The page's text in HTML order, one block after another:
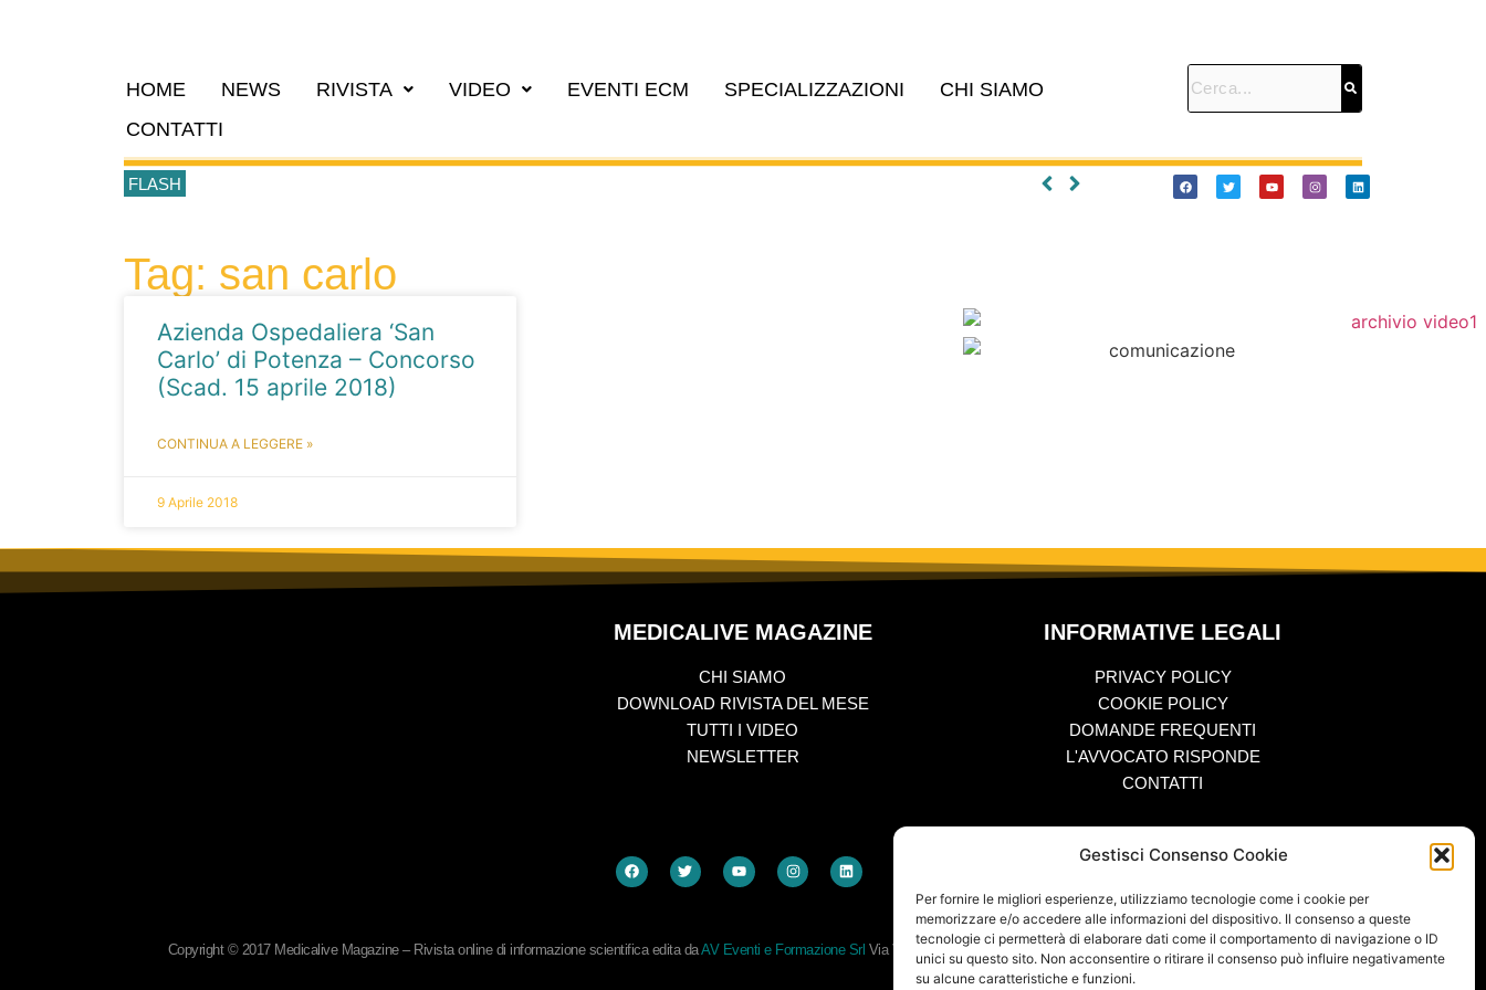
Gestisci Consenso Cookie
Per fornire le migliori esperienze, utilizziamo tecnologie come i cookie per
memorizzare e/o accedere alle informazioni del dispositivo. Il consenso a queste
tecnologie ci permetterà di elaborare dati come il comportamento di navigazione o ID
unici su questo sito. Non acconsentire o ritirare il consenso può influire negativamente
su alcune caratteristiche e funzioni.
HOME NEWS RIVISTA VIDEO EVENTI ECM SPECIALIZZAZIONI
CHI SIAMO
CONTATTI
FLASH
Tag: san carlo
Azienda Ospedaliera ‘San
Carlo’ di Potenza – Concorso
(Scad. 15 aprile 2018)
CONTINUA A LEGGERE »
9 Aprile 2018
MEDICALIVE MAGAZINE
CHI SIAMO
DOWNLOAD RIVISTA DEL MESE
TUTTI I VIDEO
NEWSLETTER
INFORMATIVE LEGALI
PRIVACY POLICY
COOKIE POLICY
DOMANDE FREQUENTI
L'AVVOCATO RISPONDE
CONTATTI
Copyright © 2017 Medicalive Magazine – Rivista online di informazione scientifica edita daAV Eventi e Formazione Srl Via Vitaliano Brancati, 16 – Catania P.IVA 04660420870 – ISNN 2421 – 2180